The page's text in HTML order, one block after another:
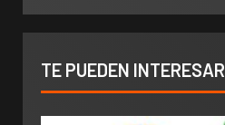
TE PUEDEN INTERESAR